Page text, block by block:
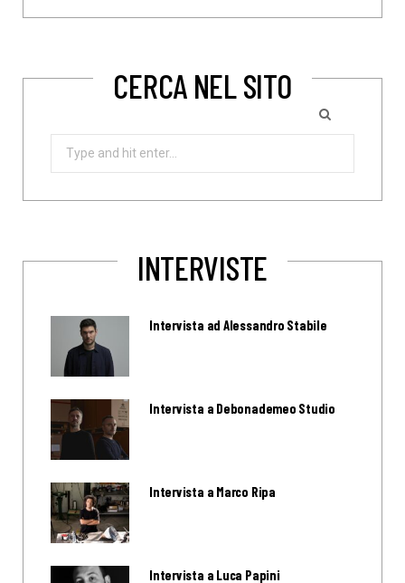
CERCA NEL SITO
Search
INTERVISTE
Intervista ad Alessandro Stabile
Intervista a Debonademeo Studio
Intervista a Marco Ripa
Intervista a Luca Papini